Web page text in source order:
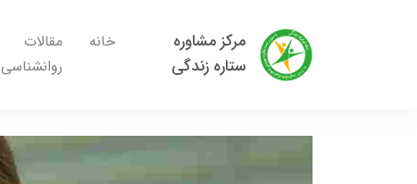
مرکز مشاوره
ستاره زندگی
خانه
مقالات
روانشناسی